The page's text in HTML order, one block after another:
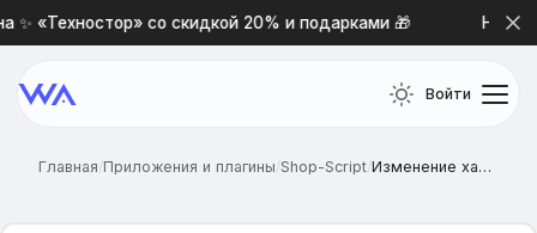
«Техностор» со скидкой 20% и подарками 🎁 Новая
Войти
Главная/Приложения и плагины/Shop-Script/ Изменение характеристик в списке товаров